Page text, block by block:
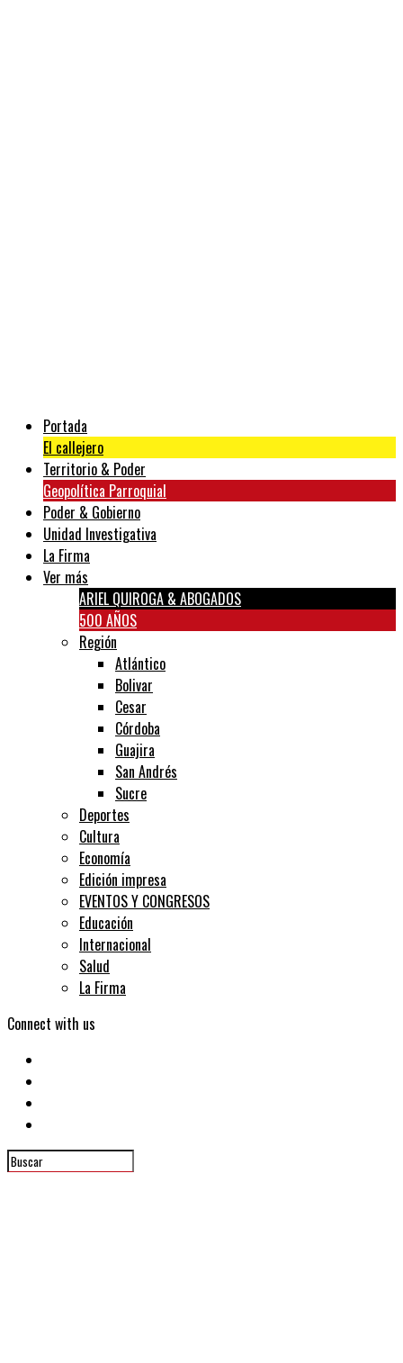
Portada
El callejero
Territorio & Poder
Geopolítica Parroquial
Poder & Gobierno
Unidad Investigativa
La Firma
Ver más
ARIEL QUIROGA & ABOGADOS
500 AÑOS
Región
Atlántico
Bolivar
Cesar
Córdoba
Guajira
San Andrés
Sucre
Deportes
Cultura
Economía
Edición impresa
EVENTOS Y CONGRESOS
Educación
Internacional
Salud
La Firma
Connect with us